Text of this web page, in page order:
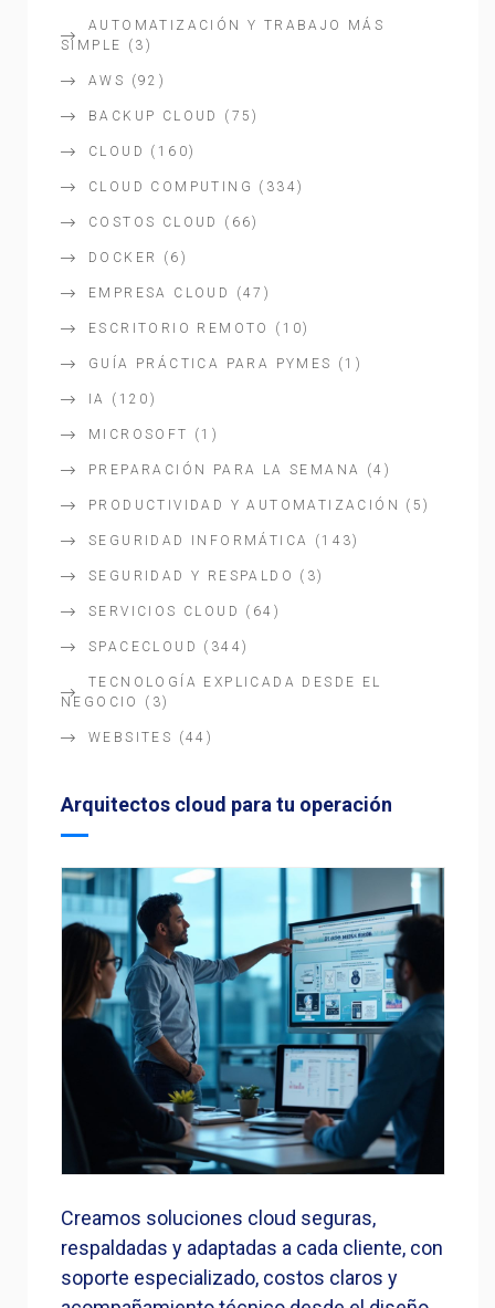
AUTOMATIZACIÓN Y TRABAJO MÁS
SIMPLE
(3)
AWS (92)
BACKUP CLOUD (75)
CLOUD (160)
CLOUD COMPUTING (334)
COSTOS CLOUD (66)
DOCKER (6)
EMPRESA CLOUD (47)
ESCRITORIO REMOTO (10)
GUÍA PRÁCTICA PARA PYMES (1)
IA (120)
MICROSOFT (1)
PREPARACIÓN PARA LA SEMANA (4)
PRODUCTIVIDAD Y AUTOMATIZACIÓN (5)
SEGURIDAD INFORMÁTICA (143)
SEGURIDAD Y RESPALDO (3)
SERVICIOS CLOUD (64)
SPACECLOUD (344)
TECNOLOGÍA EXPLICADA DESDE EL
NEGOCIO
(3)
WEBSITES (44)
Arquitectos cloud para tu operación
Creamos soluciones cloud seguras,
respaldadas y adaptadas a cada cliente, con
soporte especializado, costos claros y